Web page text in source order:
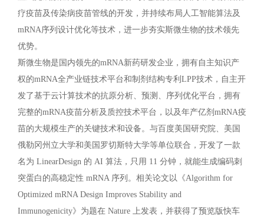
疗疫苗及传染病疫苗管线的开发，并持续布局人工智能算法及
mRNA序列设计优化等技术，进一步夯实斯微生物的技术领先
优势。
斯微生物是国内领先的mRNA新药研发企业，拥有自主知识产
权的mRNA全产业链技术平台和制剂结构专利LPP技术，自主开
发了基于云计算技术的抗原分析、预测、序列优化平台，拥有
完整的mRNA疫苗分析及质控技术平台，以及年产亿剂mRNA疫
苗的大规模生产的关键技术和设备。与百度美国研究院、美国
俄勒冈州立大学和美国罗切斯特大学等单位联合，开发了一款
名为 LinearDesign 的 AI 算法，只用 11 分钟，就能生成编码刺
突蛋白的高稳定性 mRNA 序列。相关论文以《Algorithm for
Optimized mRNA Design Improves Stability and
Immunogenicity》为题在 Nature 上发表，并获得了预览版快车